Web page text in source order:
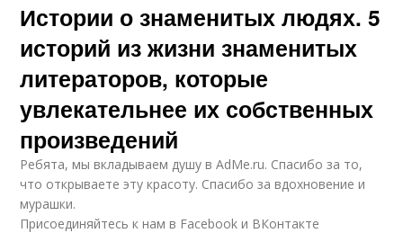
Истории о знаменитых людях. 5
историй из жизни знаменитых
литераторов, которые
увлекательнее их собственных
произведений
Ребята, мы вкладываем душу в AdMe.ru. Cпасибо за то,
что открываете эту красоту. Спасибо за вдохновение и
мурашки.
Присоединяйтесь к нам в Facebook и ВКонтакте